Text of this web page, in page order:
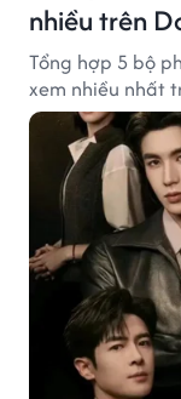
nhiều trên
Tổng hợp 5 bộ
xem nhiều nhất